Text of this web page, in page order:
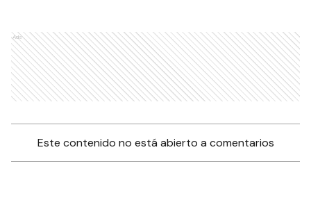
Ads
Este contenido no está abierto a comentarios